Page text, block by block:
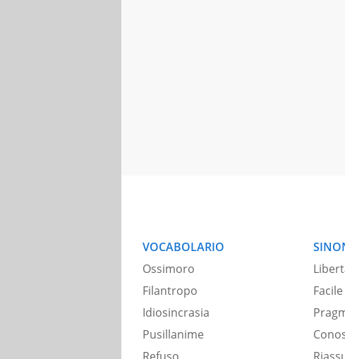
VOCABOLARIO
Ossimoro
Filantropo
Idiosincrasia
Pusillanime
Facile